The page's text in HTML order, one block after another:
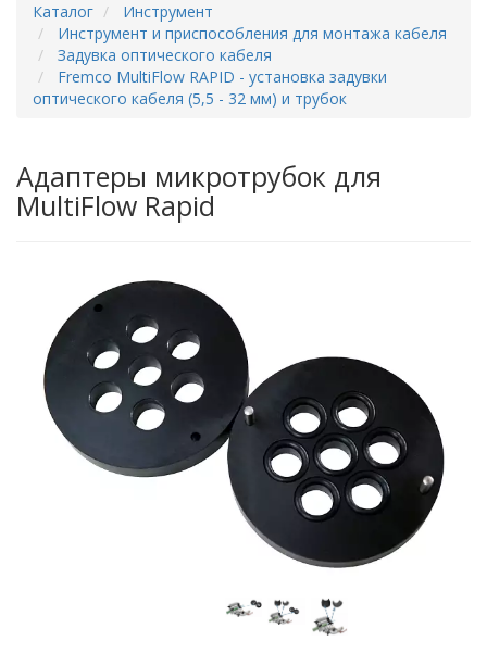
Каталог
Инструмент
Инструмент и приспособления для монтажа кабеля
Задувка оптического кабеля
Fremco MultiFlow RAPID - установка задувки
оптического кабеля (5,5 - 32 мм) и трубок
Адаптеры микротрубок для
MultiFlow Rapid